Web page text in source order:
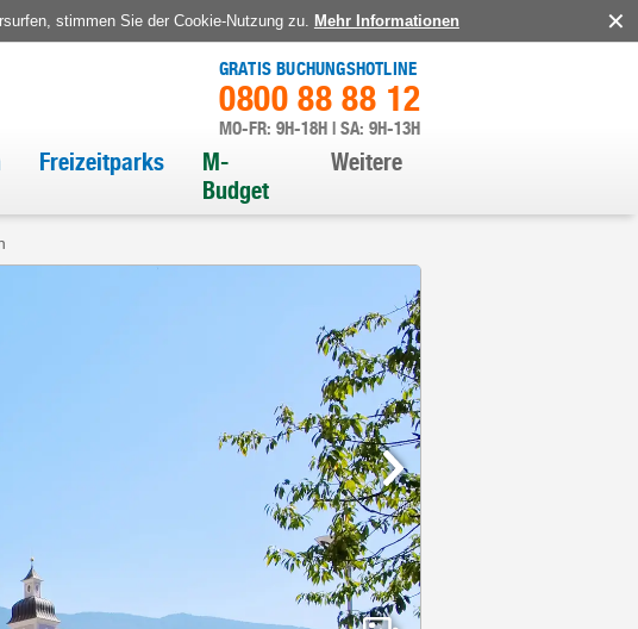
stimmen Sie der Cookie-Nutzung zu. Mehr Informationen
GRATIS BUCHUNGSHOTLINE
0800 88 88 12
MO-FR: 9H-18H | SA: 9H-13H
Freizeitparks
M-
Budget
Weitere